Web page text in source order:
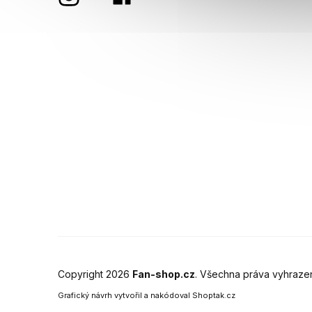
Copyright 2026 Fan-shop.cz. Všechna práva
Grafický návrh vytvořil a nakódoval Shoptak.cz